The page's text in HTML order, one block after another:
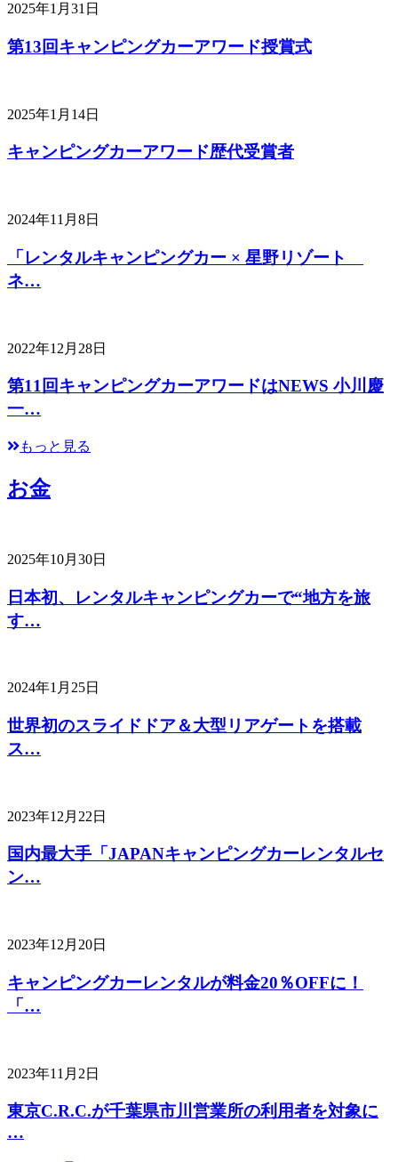
2025年1月31日
第13回キャンピングカーアワード授賞式
2025年1月14日
キャンピングカーアワード歴代受賞者
2024年11月8日
「レンタルキャンピングカー × 星野リゾート
ネ…
2022年12月28日
第11回キャンピングカーアワードはNEWS 小川慶
一…
もっと見る
お金
2025年10月30日
日本初、レンタルキャンピングカーで“地方を旅
す…
2024年1月25日
世界初のスライドドア＆大型リアゲートを搭載
ス…
2023年12月22日
国内最大手「JAPANキャンピングカーレンタルセ
ン…
2023年12月20日
キャンピングカーレンタルが料金20％OFFに！
「…
2023年11月2日
東京C.R.C.が千葉県市川営業所の利用者を対象に
…